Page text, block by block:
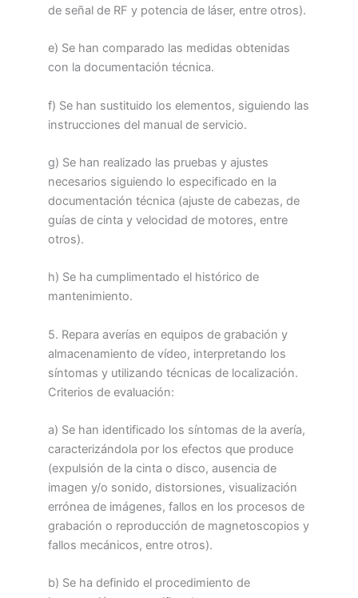
de señal de RF y potencia de láser, entre otros).
e) Se han comparado las medidas obtenidas
con la documentación técnica.
f) Se han sustituido los elementos, siguiendo las
instrucciones del manual de servicio.
g) Se han realizado las pruebas y ajustes
necesarios siguiendo lo especificado en la
documentación técnica (ajuste de cabezas, de
guías de cinta y velocidad de motores, entre
otros).
h) Se ha cumplimentado el histórico de
mantenimiento.
5. Repara averías en equipos de grabación y
almacenamiento de vídeo, interpretando los
síntomas y utilizando técnicas de localización.
Criterios de evaluación:
a) Se han identificado los síntomas de la avería,
caracterizándola por los efectos que produce
(expulsión de la cinta o disco, ausencia de
imagen y/o sonido, distorsiones, visualización
errónea de imágenes, fallos en los procesos de
grabación o reproducción de magnetoscopios y
fallos mecánicos, entre otros).
b) Se ha definido el procedimiento de